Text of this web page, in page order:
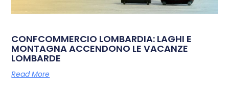
CONFCOMMERCIO LOMBARDIA: LAGHI E
MONTAGNA ACCENDONO LE VACANZE
LOMBARDE
Read More